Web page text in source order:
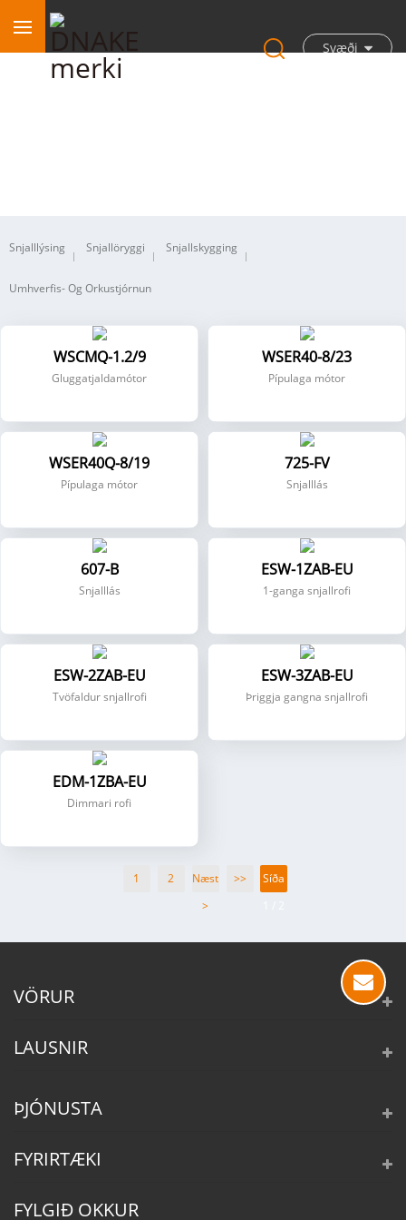
Svæði
Snjalllýsing Snjallöryggi Snjallskygging
Umhverfis- Og Orkustjórnun
WSCMQ-1.2/9
Gluggatjaldamótor
WSER40-8/23
Pípulaga mótor
WSER40Q-8/19
Pípulaga mótor
725-FV
Snjalllás
607-B
Snjalllás
ESW-1ZAB-EU
1-ganga snjallrofi
ESW-2ZAB-EU
Tvöfaldur snjallrofi
ESW-3ZAB-EU
Þriggja gangna snjallrofi
EDM-1ZBA-EU
Dimmari rofi
1 2
Næst
>
>>
Síða
VÖRUR
LAUSNIR
ÞJÓNUSTA
FYRIRTÆKI
FYLGIÐ OKKUR